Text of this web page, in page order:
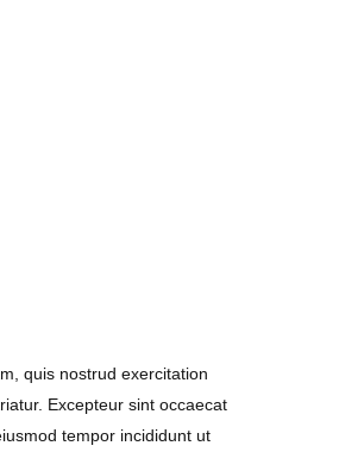
quis nostrud exercitation
Excepteur sint occaecat
tempor incididunt ut